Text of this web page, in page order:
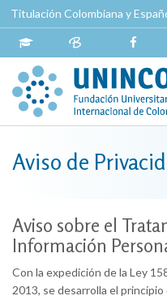
Pasar
al
contenido
principal
Titulación Colombiana y
principal
Aviso de
Aviso sobre el
Información
Con la expedición de la Ley
2013, se desarrolla el